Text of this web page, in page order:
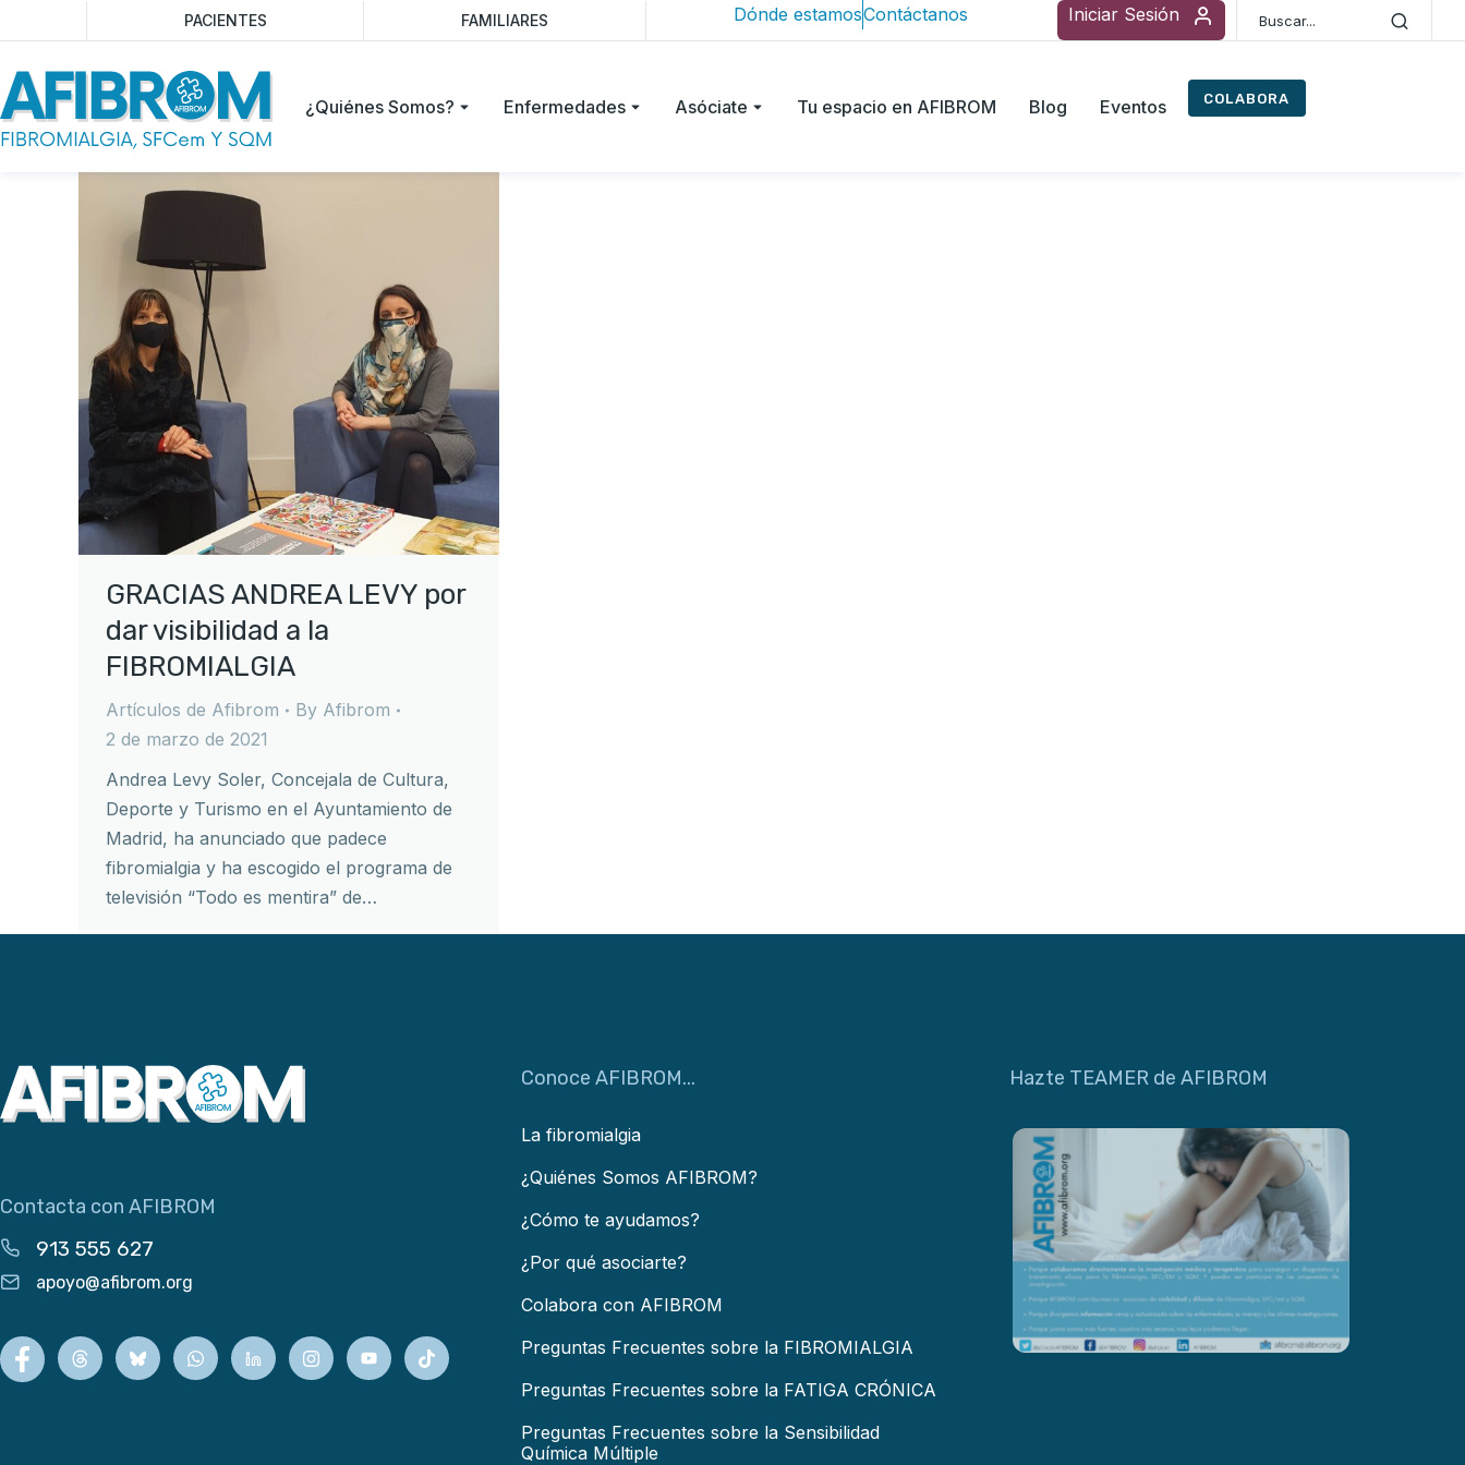
PACIENTES FAMILIARES Dónde estamosContáctanos Iniciar Sesión
¿Quiénes Somos? Enfermedades Asóciate Tu espacio en AFIBROM Blog Eventos COLABORA
GRACIAS ANDREA LEVY por
dar visibilidad a la
FIBROMIALGIA
Artículos de Afibrom By Afibrom
2 de marzo de 2021
Andrea Levy Soler, Concejala de Cultura,
Deporte y Turismo en el Ayuntamiento de
Madrid, ha anunciado que padece
fibromialgia y ha escogido el programa de
televisión “Todo es mentira” de…
Contacta con AFIBROM
913 555 627
apoyo@afibrom.org
Conoce AFIBROM...
La fibromialgia
¿Quiénes Somos AFIBROM?
¿Cómo te ayudamos?
¿Por qué asociarte?
Colabora con AFIBROM
Preguntas Frecuentes sobre la FIBROMIALGIA
Preguntas Frecuentes sobre la FATIGA CRÓNICA
Preguntas Frecuentes sobre la Sensibilidad
Química Múltiple
Hazte TEAMER de AFIBROM